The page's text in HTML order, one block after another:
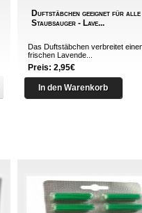
Duftstäbchen geeignet für alle
Staubsauger - Lave...
Das Duftstäbchen verbreitet
frischen Lavende...
Preis: 2,95€
In den Warenkorb